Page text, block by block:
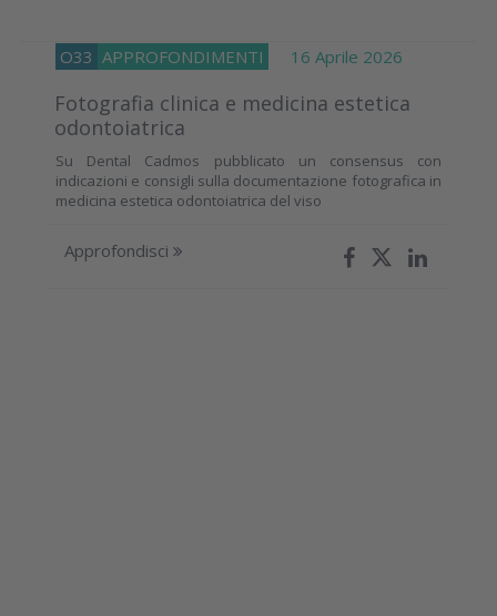
O33 APPROFONDIMENTI 16 Aprile 2026
Fotografia clinica e medicina estetica
odontoiatrica
Su Dental Cadmos pubblicato un consensus con
indicazioni e consigli sulla documentazione fotografica in
medicina estetica odontoiatrica del viso
Approfondisci